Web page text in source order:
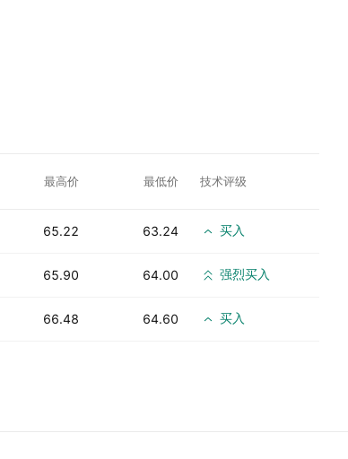
最高价 最低价 技术评级
65.22 63.24 买入
65.90 64.00 强烈买入
66.48 64.60 买入